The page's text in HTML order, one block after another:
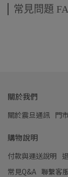
常見問題
關於我們
關於震旦通訊 門
購物說明
付款與運送說明
常見Q&A 聯繫客